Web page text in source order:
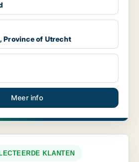
Province of Utrecht
Meer info
KLANTEN